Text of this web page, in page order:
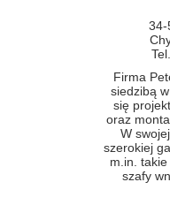
34-
Firma
siedzibą
się
oraz
W
szerokiej
m.in.
szafy